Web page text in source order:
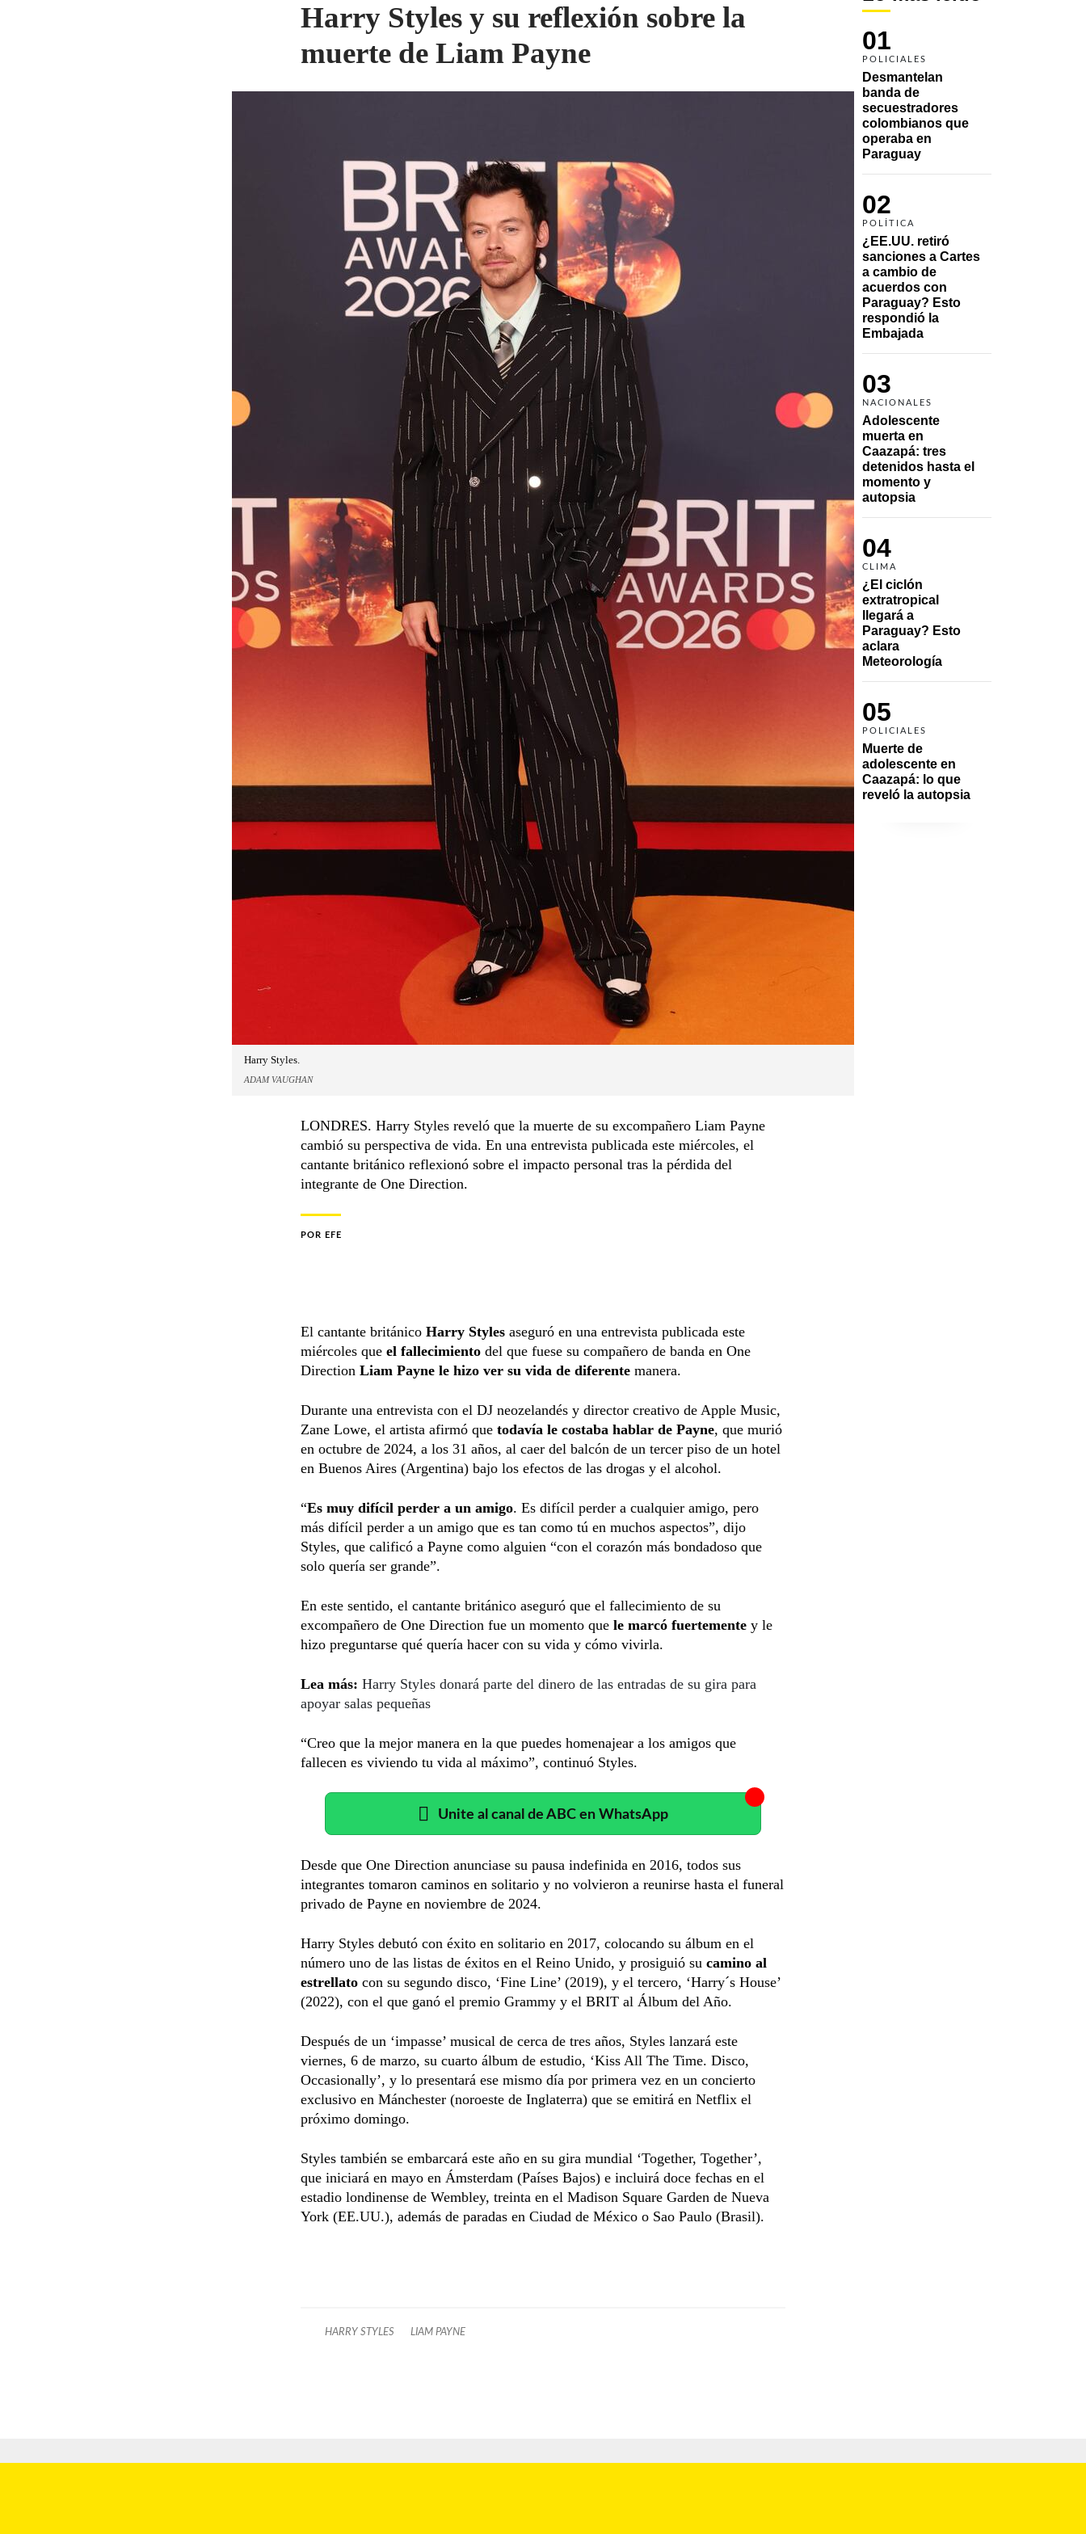
01
POLICIALES
Desmantelan
banda de
secuestradores
colombianos que
operaba en
Paraguay
02
POLÍTICA
¿EE.UU. retiró
sanciones a Cartes
a cambio de
acuerdos con
Paraguay? Esto
respondió la
Embajada
03
NACIONALES
Adolescente
muerta en
Caazapá: tres
detenidos hasta el
momento y
autopsia
04
CLIMA
¿El ciclón
extratropical
llegará a
Paraguay? Esto
aclara
Meteorología
05
POLICIALES
Muerte de
adolescente en
Caazapá: lo que
reveló la autopsia
Harry Styles y su reflexión sobre la
muerte de Liam Payne
Harry Styles.
ADAM VAUGHAN
LONDRES. Harry Styles reveló que la muerte de su excompañero Liam Payne
cambió su perspectiva de vida. En una entrevista publicada este miércoles, el
cantante británico reflexionó sobre el impacto personal tras la pérdida del
integrante de One Direction.
POR EFE
El cantante británico Harry Styles aseguró en una entrevista publicada este
miércoles que el fallecimiento del que fuese su compañero de banda en One
Direction Liam Payne le hizo ver su vida de diferente manera.
Durante una entrevista con el DJ neozelandés y director creativo de Apple Music,
Zane Lowe, el artista afirmó que todavía le costaba hablar de Payne, que murió
en octubre de 2024, a los 31 años, al caer del balcón de un tercer piso de un hotel
en Buenos Aires (Argentina) bajo los efectos de las drogas y el alcohol.
“Es muy difícil perder a un amigo. Es difícil perder a cualquier amigo, pero
más difícil perder a un amigo que es tan como tú en muchos aspectos”, dijo
Styles, que calificó a Payne como alguien “con el corazón más bondadoso que
solo quería ser grande”.
En este sentido, el cantante británico aseguró que el fallecimiento de su
excompañero de One Direction fue un momento que le marcó fuertemente y le
hizo preguntarse qué quería hacer con su vida y cómo vivirla.
Lea más: Harry Styles donará parte del dinero de las entradas de su gira para
apoyar salas pequeñas
“Creo que la mejor manera en la que puedes homenajear a los amigos que
fallecen es viviendo tu vida al máximo”, continuó Styles.
Unite al canal de ABC en WhatsApp
Desde que One Direction anunciase su pausa indefinida en 2016, todos sus
integrantes tomaron caminos en solitario y no volvieron a reunirse hasta el funeral
privado de Payne en noviembre de 2024.
Harry Styles debutó con éxito en solitario en 2017, colocando su álbum en el
número uno de las listas de éxitos en el Reino Unido, y prosiguió su camino al
estrellato con su segundo disco, ‘Fine Line’ (2019), y el tercero, ‘Harry´s House’
(2022), con el que ganó el premio Grammy y el BRIT al Álbum del Año.
Después de un ‘impasse’ musical de cerca de tres años, Styles lanzará este
viernes, 6 de marzo, su cuarto álbum de estudio, ‘Kiss All The Time. Disco,
Occasionally’, y lo presentará ese mismo día por primera vez en un concierto
exclusivo en Mánchester (noroeste de Inglaterra) que se emitirá en Netflix el
próximo domingo.
Styles también se embarcará este año en su gira mundial ‘Together, Together’,
que iniciará en mayo en Ámsterdam (Países Bajos) e incluirá doce fechas en el
estadio londinense de Wembley, treinta en el Madison Square Garden de Nueva
York (EE.UU.), además de paradas en Ciudad de México o Sao Paulo (Brasil).
HARRY STYLES LIAM PAYNE